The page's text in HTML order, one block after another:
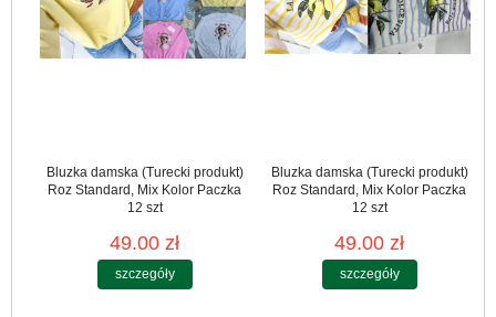
Bluzka damska (Turecki produkt)
Roz Standard, Mix Kolor Paczka
12 szt
49.00 zł
szczegóły
Bluzka damska (Turecki produkt)
Roz Standard, Mix Kolor Paczka
12 szt
49.00 zł
szczegóły